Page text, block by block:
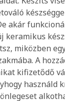
akár
keramikus
miközben
A
kifizetődő
használd